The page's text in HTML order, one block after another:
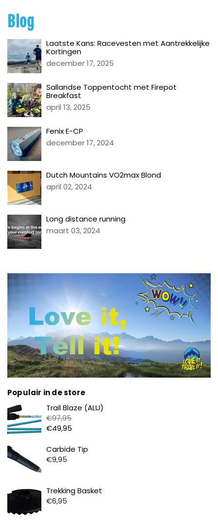
Blog
Laatste Kans: Racevesten met Aantrekkelijke
Kortingen
december 17, 2025
Sallandse Toppentocht met Firepot
Breakfast
april 13, 2025
Fenix E-CP
december 17, 2024
Dutch Mountains VO2max Blond
april 02, 2024
Long distance running
maart 03, 2024
Populair in de store
Trail Blaze (ALU)
€97,95
€49,95
Carbide Tip
€9,95
Trekking Basket
€6,95